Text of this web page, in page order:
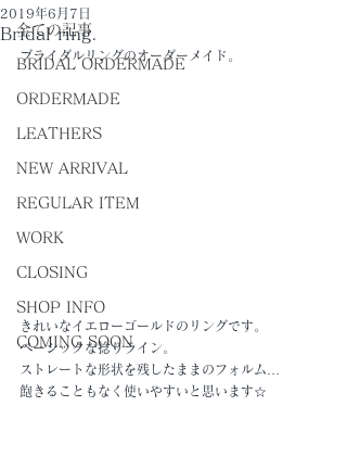
全ての記事
BRIDAL ORDERMADE
ORDERMADE
LEATHERS
NEW ARRIVAL
REGULAR ITEM
WORK
CLOSING
SHOP INFO
COMING SOON
Bridal ring.
2019年6月7日
ブライダルリングのオーダーメイド。
きれいなイエローゴールドのリングです。
ベーシックな捻りライン。
ストレートな形状を残したままのフォルム…
飽きることもなく使いやすいと思います☆